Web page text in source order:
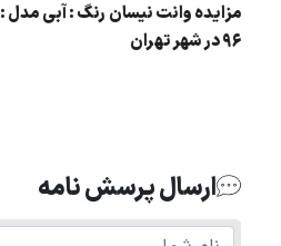
مزایده وانت نیسان رنگ : آبی مدل :
96 در شهر تهران
ارسال پرسش نامه